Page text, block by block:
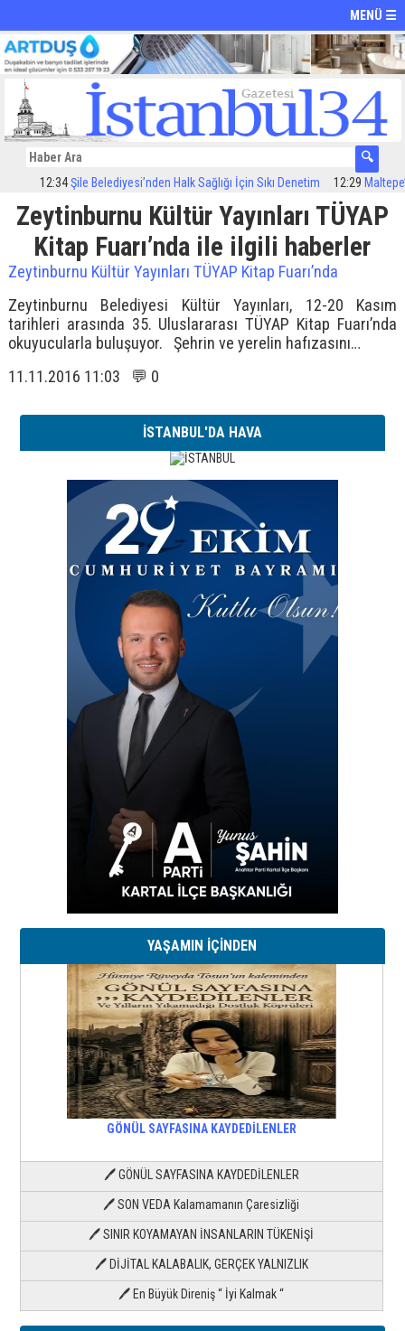
MENÜ ☰
12:34 Şile Belediyesi’nden Halk Sağlığı İçin Sıkı Denetim 12:29
Zeytinburnu Kültür Yayınları TÜYAP
Kitap Fuarı’nda ile ilgili haberler
Zeytinburnu Kültür Yayınları TÜYAP Kitap Fuarı’nda
Zeytinburnu Belediyesi Kültür Yayınları, 12-20 Kasım
tarihleri arasında 35. Uluslararası TÜYAP Kitap Fuarı’nda
okuyucularla buluşuyor. Şehrin ve yerelin hafızasını…
11.11.2016 11:03 💬 0
İSTANBUL'DA HAVA
YAŞAMIN İÇİNDEN
GÖNÜL SAYFASINA KAYDEDİLENLER
🖊 GÖNÜL SAYFASINA KAYDEDİLENLER
🖊 SON VEDA Kalamamanın Çaresizliği
🖊 SINIR KOYAMAYAN İNSANLARIN TÜKENİŞİ
🖊 DİJİTAL KALABALIK, GERÇEK YALNIZLIK
🖊 En Büyük Direniş “ İyi Kalmak “